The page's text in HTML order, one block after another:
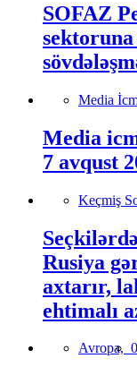
SOFAZ
sektoruna
Media
Media
7 avqust
Keçmiş
Rusiya
axtarır,
ehtimalı
Avropa,